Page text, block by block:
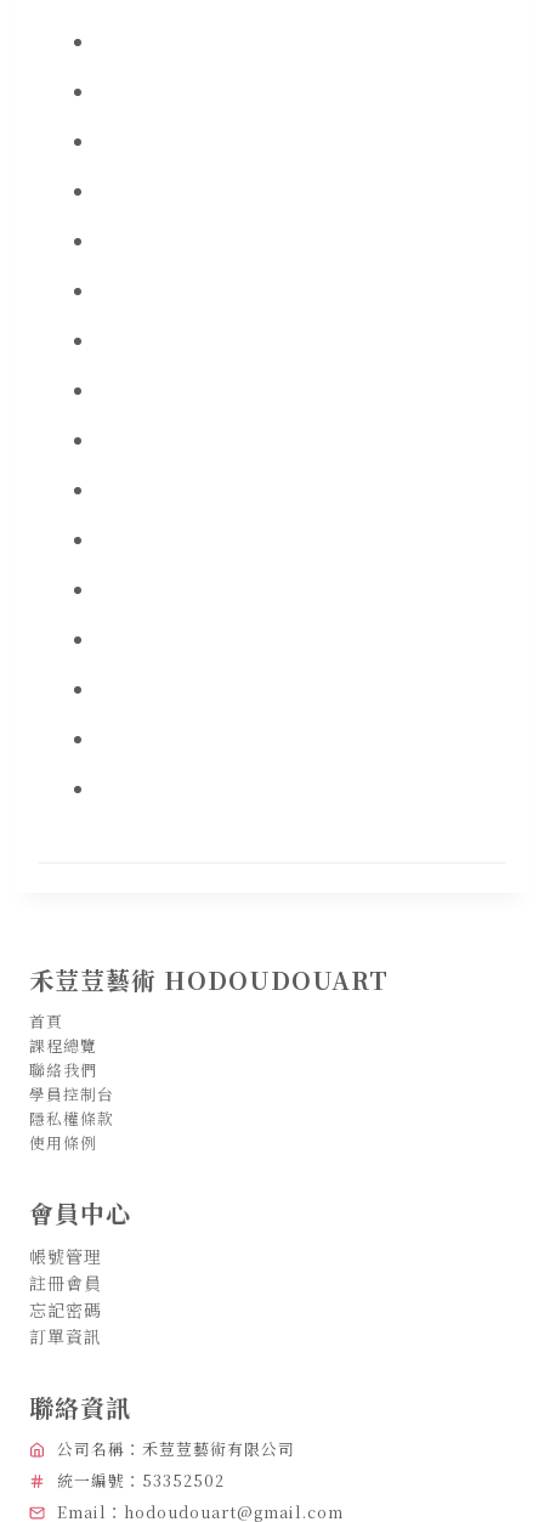
禾荳荳藝術 HODOUDOUART
首頁
課程總覽
聯絡我們
學員控制台
隱私權條款
使用條例
會員中心
帳號管理
註冊會員
忘記密碼
訂單資訊
聯絡資訊
公司名稱：禾荳荳藝術有限公司
統一編號：53352502
Email：hodoudouart@gmail.com